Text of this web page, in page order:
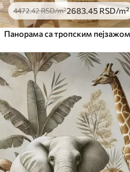
4472.42RSD/m²2683 .45 RSD/m²